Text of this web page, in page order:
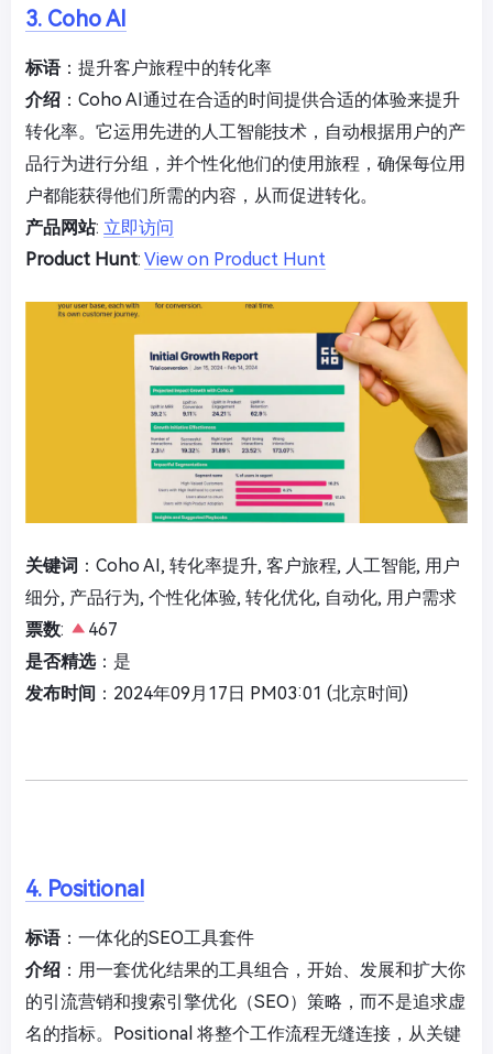
3. Coho AI
标语：提升客户旅程中的转化率
介绍 ：Coho AI通过在合适的时间提供合适的体验来提升
转化率。它运用先进的人工智能技术，自动根据用户的产
品行为进行分组，并个性化他们的使用旅程，确保每位用
户都能获得他们所需的内容，从而促进转化。
产品网站: 立即访问
Product Hunt: View on Product Hunt
关键词 ：Coho AI, 转化率提升, 客户旅程, 人工智能, 用户
细分, 产品行为, 个性化体验, 转化优化, 自动化, 用户需求
票数:
467
是否精选：是
发布时间 ：2024年09月17日 PM03:01 (北京时间)
4. Positional
标语：一体化的SEO工具套件
介绍 ：用一套优化结果的工具组合，开始、发展和扩大你
的引流营销和搜索引擎优化（SEO）策略，而不是追求虚
名的指标。Positional 将整个工作流程无缝连接，从关键